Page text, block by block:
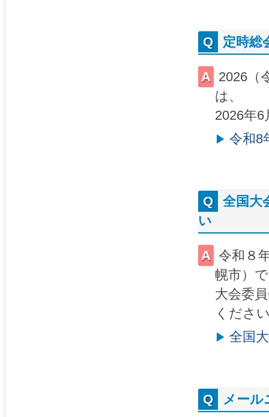
定時総
2026（
は、
2026年
令和8
全国大
い
令和８
幌市）
大会委
くださ
全国
メール